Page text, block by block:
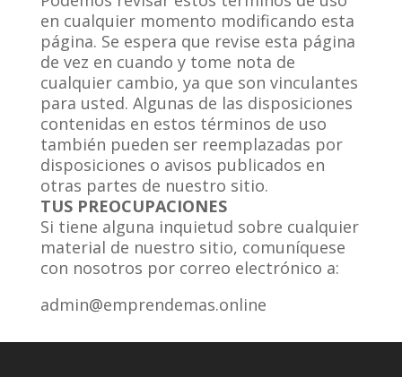
en cualquier momento modificando esta
página. Se espera que revise esta página
de vez en cuando y tome nota de
cualquier cambio, ya que son vinculantes
para usted. Algunas de las disposiciones
contenidas en estos términos de uso
también pueden ser reemplazadas por
disposiciones o avisos publicados en
otras partes de nuestro sitio.
TUS PREOCUPACIONES
Si tiene alguna inquietud sobre cualquier
material de nuestro sitio, comuníquese
con nosotros por correo electrónico a:
admin@emprendemas.online